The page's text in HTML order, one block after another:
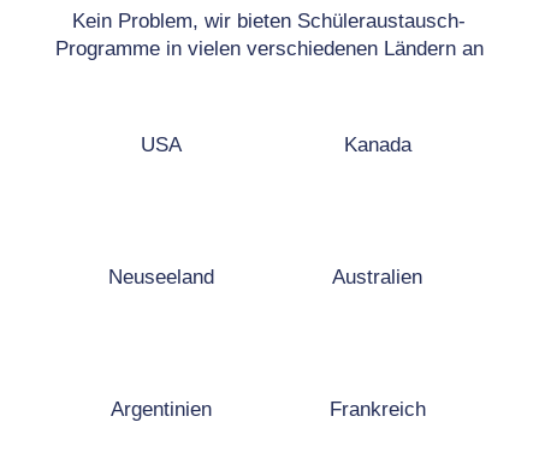
Kein Problem, wir bieten Schüleraustausch-
Programme in vielen verschiedenen Ländern an
USA Kanada
Neuseeland Australien
Argentinien Frankreich